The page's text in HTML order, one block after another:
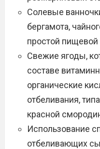
Солевые
бергамота,
простой пищевой
Свежие ягоды,
составе
органические
отбеливания,
красной
Использование
отбеливающих